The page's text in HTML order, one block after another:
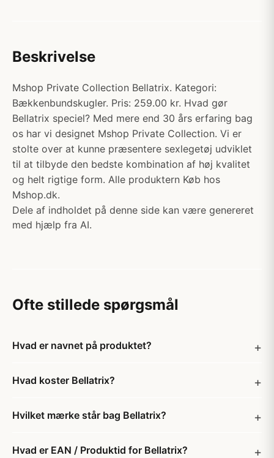
Beskrivelse
Mshop Private Collection Bellatrix. Kategori:
Bækkenbundskugler. Pris: 259.00 kr. Hvad gør
Bellatrix speciel? Med mere end 30 års erfaring bag
os har vi designet Mshop Private Collection. Vi er
stolte over at kunne præsentere sexlegetøj udviklet
til at tilbyde den bedste kombination af høj kvalitet
og helt rigtige form. Alle produktern Køb hos
Mshop.dk.
Dele af indholdet på denne side kan være genereret
med hjælp fra AI.
Ofte stillede spørgsmål
Hvad er navnet på produktet?
Hvad koster Bellatrix?
Hvilket mærke står bag Bellatrix?
Hvad er EAN / Produktid for Bellatrix?